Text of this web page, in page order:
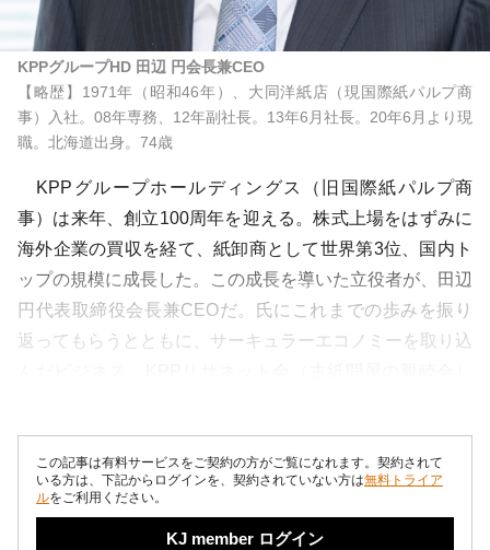
KPPグループHD 田辺 円会長兼CEO
【略歴】1971年（昭和46年）、大同洋紙店（現国際紙パルプ商
事）入社。08年専務、12年副社長。13年6月社長。20年6月より現
職。北海道出身。74歳
KPPグループホールディングス（旧国際紙パルプ商
事）は来年、創立100周年を迎える。株式上場をはずみに
海外企業の買収を経て、紙卸商として世界第3位、国内ト
ップの規模に成長した。この成長を導いた立役者が、田辺
円代表取締役会長兼CEOだ。氏にこれまでの歩みを振り
返ってもらうとともに、サーキュラーエコノミーを取り込
この記事は有料サービスをご契約の方がご覧になれます。契約されて
いる方は、下記からログインを、契約されていない方は無料トライア
ルをご利用ください。
KJ member ログイン